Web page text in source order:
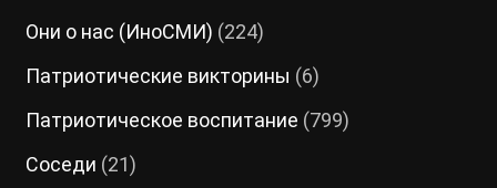
Они о нас (ИноСМИ) (224)
Патриотические викторины (6)
Патриотическое воспитание (799)
Соседи (21)